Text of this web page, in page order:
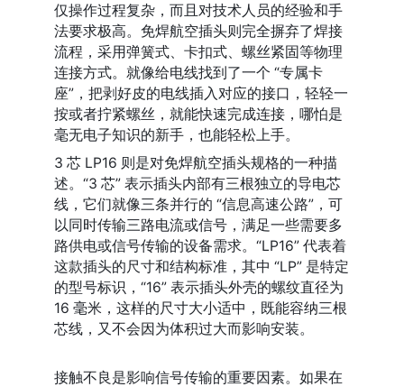
仅操作过程复杂，而且对技术人员的经验和手
法要求极高。免焊航空插头则完全摒弃了焊接
流程，采用弹簧式、卡扣式、螺丝紧固等物理
连接方式。就像给电线找到了一个 “专属卡
座”，把剥好皮的电线插入对应的接口，轻轻一
按或者拧紧螺丝，就能快速完成连接，哪怕是
毫无电子知识的新手，也能轻松上手。
3 芯 LP16 则是对免焊航空插头规格的一种描
述。“3 芯” 表示插头内部有三根独立的导电芯
线，它们就像三条并行的 “信息高速公路”，可
以同时传输三路电流或信号，满足一些需要多
路供电或信号传输的设备需求。“LP16” 代表着
这款插头的尺寸和结构标准，其中 “LP” 是特定
的型号标识，“16” 表示插头外壳的螺纹直径为
16 毫米，这样的尺寸大小适中，既能容纳三根
芯线，又不会因为体积过大而影响安装。
接触不良是影响信号传输的重要因素。如果在